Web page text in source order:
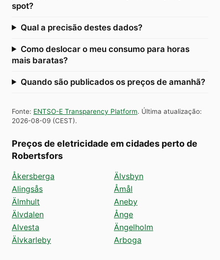
spot?
Qual a precisão destes dados?
Como deslocar o meu consumo para horas
mais baratas?
Quando são publicados os preços de amanhã?
Fonte: ENTSO-E Transparency Platform. Última atualização:
2026-08-09 (CEST).
Preços de eletricidade em cidades perto de
Robertsfors
Åkersberga
Alingsås
Älmhult
Älvdalen
Alvesta
Älvkarleby
Älvsbyn
Åmål
Aneby
Ånge
Ängelholm
Arboga